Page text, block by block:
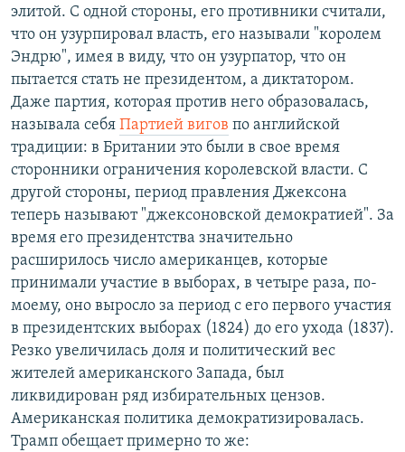
элитой. С одной стороны, его противники считали,
что он узурпировал власть, его называли "королем
Эндрю", имея в виду, что он узурпатор, что он
пытается стать не президентом, а диктатором.
Даже партия, которая против него образовалась,
называла себя Партией вигов по английской
традиции: в Британии это были в свое время
сторонники ограничения королевской власти. С
другой стороны, период правления Джексона
теперь называют "джексоновской демократией". За
время его президентства значительно
расширилось число американцев, которые
принимали участие в выборах, в четыре раза, по-
моему, оно выросло за период с его первого участия
в президентских выборах (1824) до его ухода (1837).
Резко увеличилась доля и политический вес
жителей американского Запада, был
ликвидирован ряд избирательных цензов.
Американская политика демократизировалась.
Трамп обещает примерно то же: